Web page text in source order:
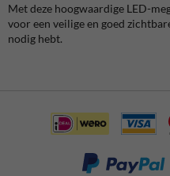
Met deze hoogwaardige LED-
voor een veilige en goed
nodig hebt.